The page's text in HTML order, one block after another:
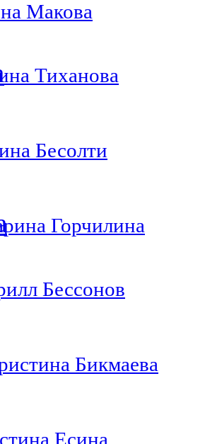
Макова
Тиханова
Бесолти
Горчилина
Бессонов
Бикмаева
Есина